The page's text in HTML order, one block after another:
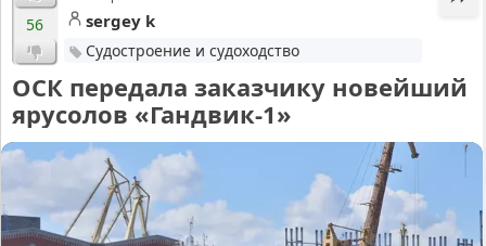
56 sergey k
Судостроение и судоходство
ОСК передала заказчику новейший
ярусолов «Гандвик-1»